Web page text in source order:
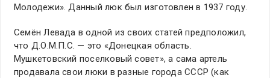
Молодежи». Данный люк был изготовлен в 1937 году.
Семён Левада в одной из своих статей предположил,
что Д.О.М.П.С. — это «Донецкая область.
Мушкетовский поселковый совет», а сама артель
продавала свои люки в разные города СССР (как